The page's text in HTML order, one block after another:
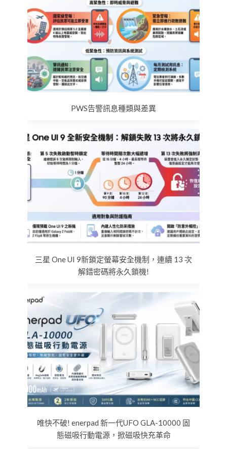
PWS告警訊息種類與差異
三星 One UI 9新鎖定螢幕安全機制，連續 13 次
解錯密碼將永久鎖機!
唯快不破! enerpad 新一代UFO GLA-10000 固
態磁吸行動電源，掀磁吸快充革命